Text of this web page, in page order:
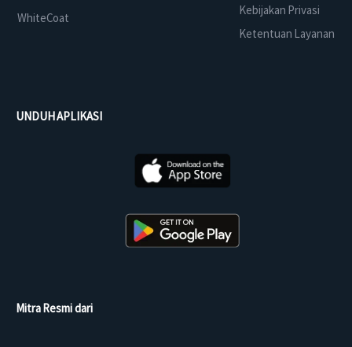
WhiteCoat
Kebijakan Privasi
Ketentuan Layanan
UNDUH APLIKASI
Mitra Resmi dari